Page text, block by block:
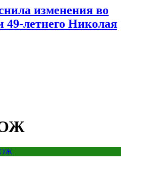
изменения во
49-летнего Николая